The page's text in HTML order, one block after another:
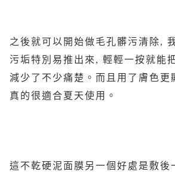
之後就可以開始做毛孔髒污清除,
污垢特別易推出來, 輕輕一按就能
減少了不少痛楚。而且用了膚色更
真的很適合夏天使用。
這不乾硬泥面膜另一個好處是敷後